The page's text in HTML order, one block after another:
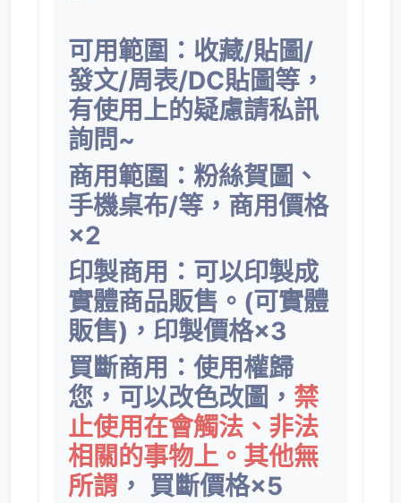
可用範圍：收藏/貼圖/
發文/周表/DC貼圖等，
有使用上的疑慮請私訊
詢問~
商用範圍：粉絲賀圖、
手機桌布/等，商用價格
×2
印製商用：可以印製成
實體商品販售。(可實體
販售)，印製價格×3
買斷商用：使用權歸
您，可以改色改圖， 禁
止使用在會觸法、非法
相關的事物上。其他無
所謂 ， 買斷價格×5